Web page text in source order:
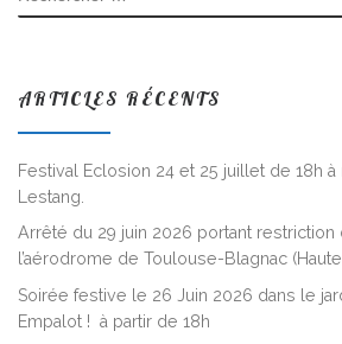
ARTICLES RÉCENTS
Festival Eclosion 24 et 25 juillet de 18h à
Lestang.
Arrêté du 29 juin 2026 portant restriction
l’aérodrome de Toulouse-Blagnac
Soirée festive le 26 Juin 2026 dans le
Empalot ! à partir de 18h